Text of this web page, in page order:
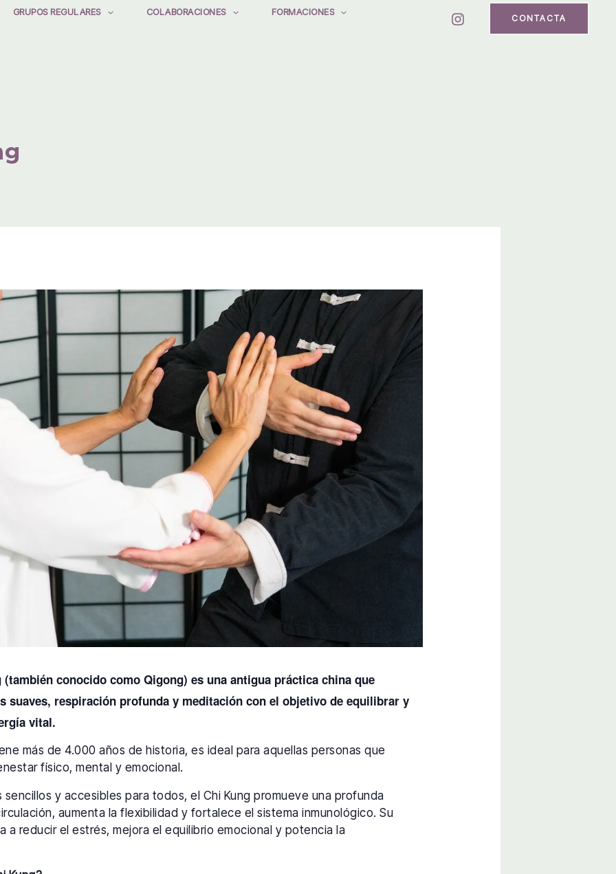
GRUPOS REGULARES COLABORACIONES
FORMACIONES
CONTACTA
(también conocido como Qigong) es una antigua práctica china que
suaves, respiración profunda y meditación con el objetivo de equilibrar y
vital.
más de 4.000 años de historia, es ideal para aquellas personas que
físico, mental y emocional.
y accesibles para todos, el Chi Kung promueve una profunda
aumenta la flexibilidad y fortalece el sistema inmunológico. Su
a reducir el estrés, mejora el equilibrio emocional y potencia la